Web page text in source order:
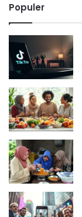
Populer